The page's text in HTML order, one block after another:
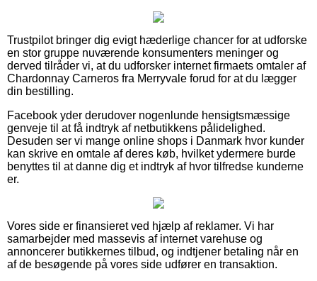
Trustpilot bringer dig evigt hæderlige chancer for at udforske
en stor gruppe nuværende konsumenters meninger og
derved tilråder vi, at du udforsker internet firmaets omtaler af
Chardonnay Carneros fra Merryvale forud for at du lægger
din bestilling.
Facebook yder derudover nogenlunde hensigtsmæssige
genveje til at få indtryk af netbutikkens pålidelighed.
Desuden ser vi mange online shops i Danmark hvor kunder
kan skrive en omtale af deres køb, hvilket ydermere burde
benyttes til at danne dig et indtryk af hvor tilfredse kunderne
er.
Vores side er finansieret ved hjælp af reklamer. Vi har
samarbejder med massevis af internet varehuse og
annoncerer butikkernes tilbud, og indtjener betaling når en
af de besøgende på vores side udfører en transaktion.